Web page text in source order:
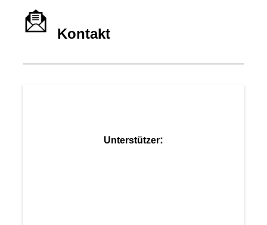
Kontakt
Unterstützer: